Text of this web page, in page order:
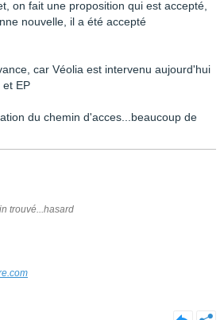
on fait une proposition qui est accepté,
nouvelle, il a été accepté
car Véolia est intervenu aujourd'hui
et EP
du chemin d'acces...beaucoup de
trouvé...hasard